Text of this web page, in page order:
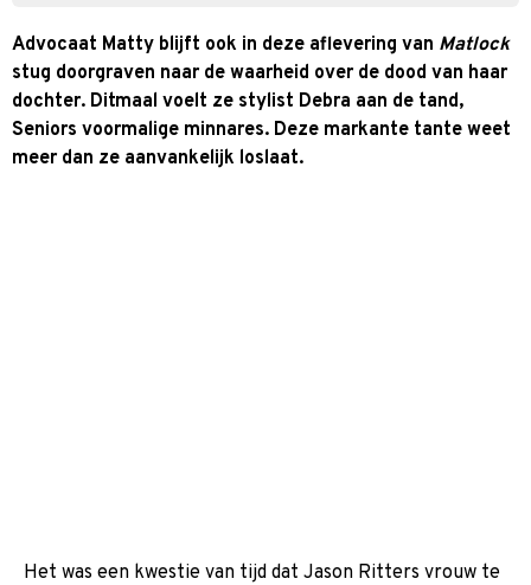
Advocaat Matty blijft ook in deze aflevering van Matlock
stug doorgraven naar de waarheid over de dood van haar
dochter. Ditmaal voelt ze stylist Debra aan de tand,
Seniors voormalige minnares. Deze markante tante weet
meer dan ze aanvankelijk loslaat.
Het was een kwestie van tijd dat Jason Ritters vrouw te